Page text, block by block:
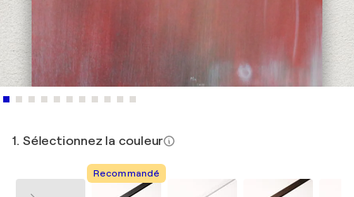
1. Sélectionnez la couleur
Recommandé